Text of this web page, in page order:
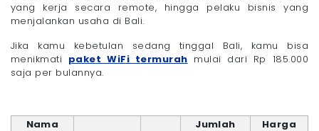
yang kerja secara remote, hingga pelaku bisnis yang
menjalankan usaha di Bali.
Jika kamu kebetulan sedang tinggal Bali, kamu bisa
menikmati paket WiFi termurah mulai dari Rp 185.000
saja per bulannya.
Nama
Jumlah
Harga